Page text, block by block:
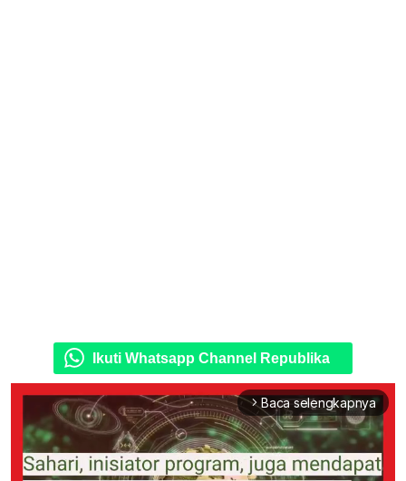
Ikuti Whatsapp Channel Republika
arrow_forward_ios Baca selengkapnya